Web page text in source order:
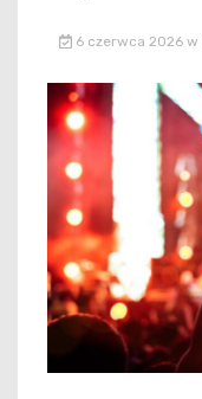
6 czerwca 2026 w